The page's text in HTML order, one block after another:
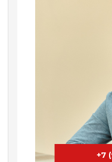
+7